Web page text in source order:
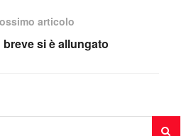
articolo
breve si è allungato